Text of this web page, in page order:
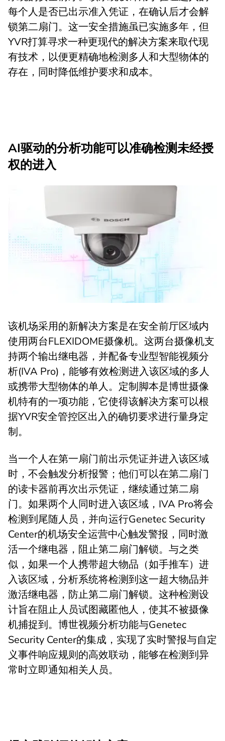
每个人是否已出示准入凭证，在确认后才会解
锁第二扇门。这一安全措施虽已实施多年，但
YVR打算寻求一种更现代的解决方案来取代现
有技术，以便更精确地检测多人和大型物体的
存在，同时降低维护要求和成本。
AI驱动的分析功能可以准确检测未经授
权的进入
该机场采用的新解决方案是在安全前厅区域内
使用两台FLEXIDOME摄像机。这两台摄像机支
持两个输出继电器，并配备专业型智能视频分
析(IVA Pro)，能够有效检测进入该区域的多人
或携带大型物体的单人。定制脚本是博世摄像
机特有的一项功能，它使得该解决方案可以根
据YVR安全管控区出入的确切要求进行量身定
制。
当一个人在第一扇门前出示凭证并进入该区域
时，不会触发分析报警；他们可以在第二扇门
的读卡器前再次出示凭证，继续通过第二扇
门。如果两个人同时进入该区域，IVA Pro将会
检测到尾随人员，并向运行Genetec Security
Center的机场安全运营中心触发警报，同时激
活一个继电器，阻止第二扇门解锁。与之类
似，如果一个人携带超大物品（如手推车）进
入该区域，分析系统将检测到这一超大物品并
激活继电器，防止第二扇门解锁。这种检测设
计旨在阻止人员试图藏匿他人，使其不被摄像
机捕捉到。博世视频分析功能与Genetec
Security Center的集成，实现了实时警报与自定
义事件响应规则的高效联动，能够在检测到异
常时立即通知相关人员。